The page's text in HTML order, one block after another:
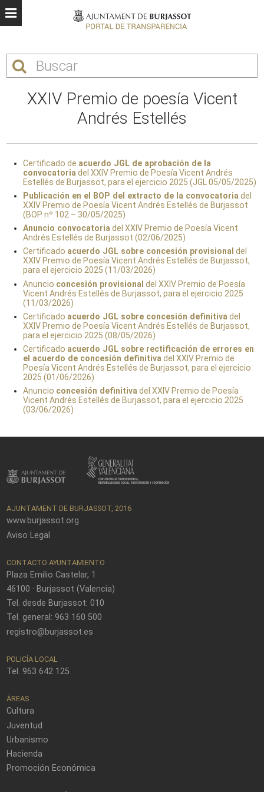
XXIV Premio de poesía Vicent
Andrés Estellés
Certificado de acuerdo JGL de aprobación de la
convocatoria del XXIV Premio de Poesía Vicent Andrés
Estellés de Burjassot, para el ejercicio 2025 (JGL 05/05/2025)
Publicación en el BOP del extracto de la convocatoria del
XXIV Premio de Poesía Vicent Andrés Estellés de Burjassot
(BOP nº 102 – 30/05/2025)
Anuncio convocatoria del XXIV Premio de Poesía Vicent
Andrés Estellés de Burjassot (02/06/2025)
Certificado acuerdo JGL sobre concesión provisional del
XXIV Premio de Poesía Vicent Andrés Estellés de Burjassot,
para el ejercicio 2025 (11/03/2026)
Anuncio concesión provisional del XXIV Premio de Poesía
Vicent Andrés Estellés de Burjassot, para el ejercicio 2025
(11/03/2026)
Certificado acuerdo JGL sobre concesión definitiva del
XXIV Premio de Poesía Vicent Andrés Estellés de Burjassot,
para el ejercicio 2025 (08/05/2026)
Certificado acuerdo JGL sobre rectificación de errores en
el acuerdo de concesión definitiva del XXIV Premio de
Poesía Vicent Andrés Estellés de Burjassot, para el ejercicio
2025 (01/06/2026)
Anuncio concesión definitiva del XXIV Premio de Poesía
Vicent Andrés Estellés de Burjassot, para el ejercicio 2025
(03/06/2026)
AJUNTAMENT DE BURJASSOT, 2016
www.burjassot.org
Aviso Legal
CONTACTO AYUNTAMIENTO
Plaza Emilio Castelar, 1
46100 · Burjassot (Valencia)
Tel. desde Burjassot: 010
Tel. general: 963 160 500
registro@burjassot.es
POLICÍA LOCAL
Tel. 963 642 125
ÁREAS
Cultura
Juventud
Urbanismo
Hacienda
Promoción Económica